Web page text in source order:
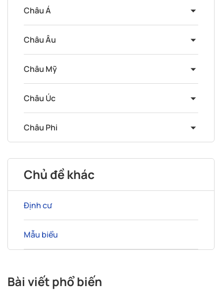
Châu Á
Châu Âu
Châu Mỹ
Châu Úc
Châu Phi
Chủ đề khác
Định cư
Mẫu biểu
Bài viết phổ biến